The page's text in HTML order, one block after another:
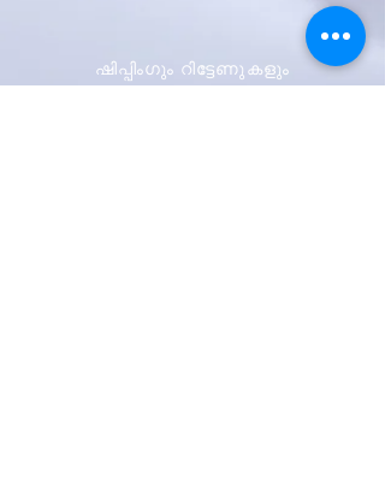
ഷിപ്പിംഗും റിട്ടേണുകളും